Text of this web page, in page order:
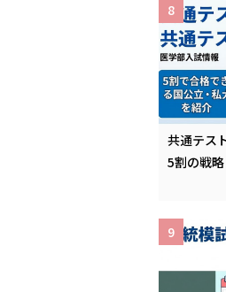
共通テス
5割の戦略
8
9